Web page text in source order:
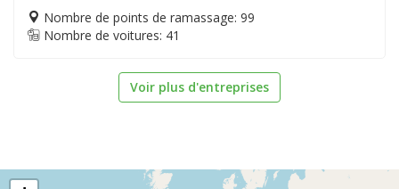
Nombre de points de ramassage: 99
Nombre de voitures: 41
Voir plus d'entreprises